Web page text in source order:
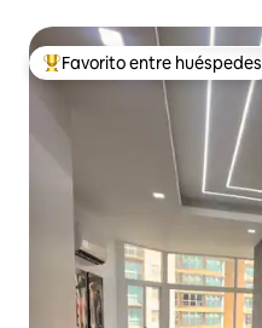
De los mejores en Favorito
Favorito entre huéspedes